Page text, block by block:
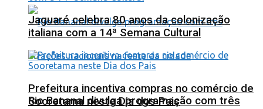
Rio Bananal divulga programação com três
Jaguaré celebra 80 anos da colonização
italiana com a 14ª Semana Cultural
Prefeitura incentiva compras no comércio de
Sooretama neste Dia dos Pais